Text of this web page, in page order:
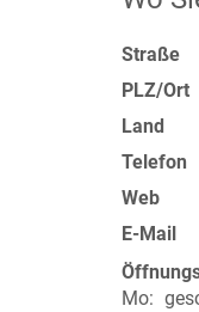
Straße
PLZ/Ort
Land
Telefon
Web
E-Mail
Mo: